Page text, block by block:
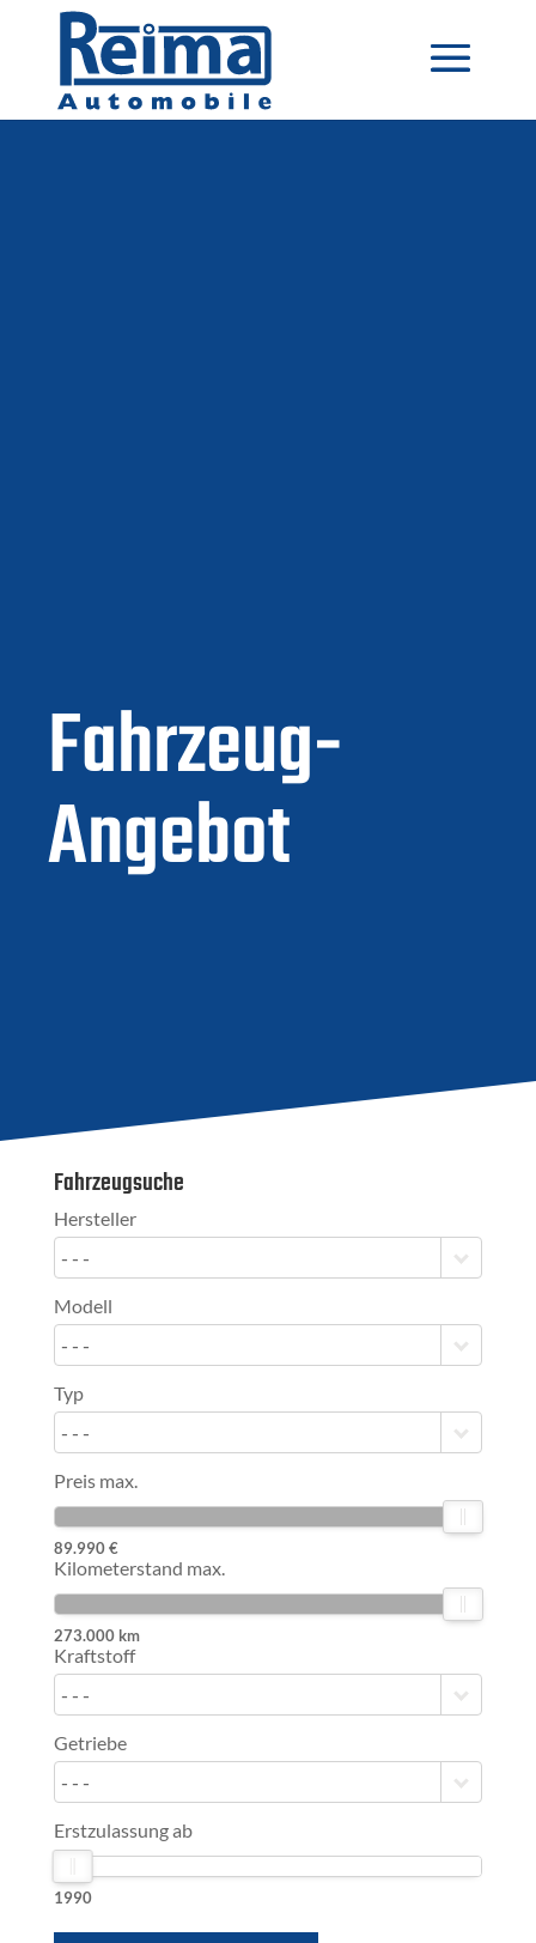
Fahrzeug-
Angebot
Fahrzeugsuche
Hersteller
- - -
Modell
- - -
Typ
- - -
Preis max.
89.990 €
Kilometerstand max.
273.000 km
Kraftstoff
- - -
Getriebe
- - -
Erstzulassung ab
1990